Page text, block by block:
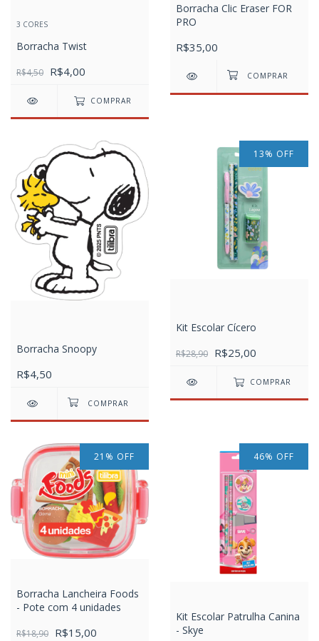
3 CORES
Borracha Twist
R$4,50 R$4,00
COMPRAR
Borracha Clic Eraser FOR
PRO
R$35,00
Borracha Snoopy
R$4,50
13% OFF
Kit Escolar Cícero
R$28,90 R$25,00
COMPRAR
21 % OFF
Borracha Lancheira Foods
- Pote com 4 unidades
R$18,90 R$15,00
46% OFF
Kit Escolar Patrulha Canina
- Skye